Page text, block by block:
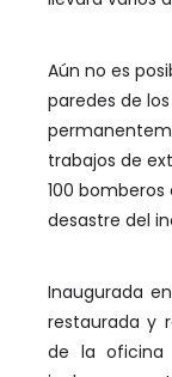
Aún no es
paredes de
trabajos de
100
desastre del
Inaugurada
restaurada y
de la oficina